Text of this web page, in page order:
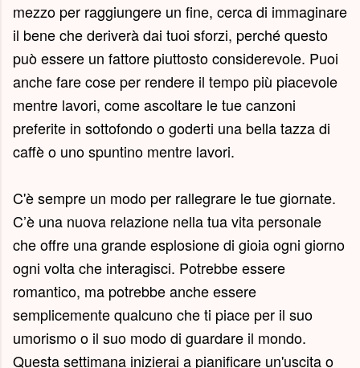
mezzo per raggiungere un fine, cerca di immaginare
il bene che deriverà dai tuoi sforzi, perché questo
può essere un fattore piuttosto considerevole. Puoi
anche fare cose per rendere il tempo più piacevole
mentre lavori, come ascoltare le tue canzoni
preferite in sottofondo o goderti una bella tazza di
caffè o uno spuntino mentre lavori.
C'è sempre un modo per rallegrare le tue giornate.
C’è una nuova relazione nella tua vita personale
che offre una grande esplosione di gioia ogni giorno
ogni volta che interagisci. Potrebbe essere
romantico, ma potrebbe anche essere
semplicemente qualcuno che ti piace per il suo
umorismo o il suo modo di guardare il mondo.
Questa settimana inizierai a pianificare un'uscita o